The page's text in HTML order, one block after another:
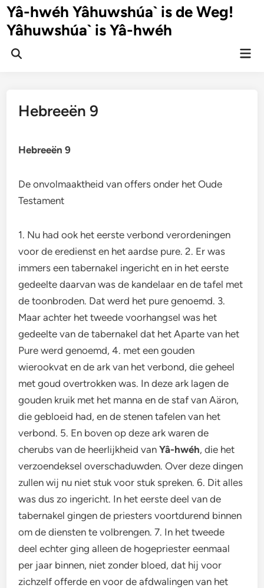
Ga
naar
inhoud
Yâ-hwéh Yâhuwshúa` is de Weg!
Yâhuwshúa` is Yâ-hwéh
Zoeken
Hebreeën 9
Hebreeën 9
De onvolmaaktheid van offers onder het Oude
Testament
1. Nu had ook het eerste verbond verordeningen
voor de eredienst en het aardse pure. 2. Er was
immers een tabernakel ingericht en in het eerste
gedeelte daarvan was de kandelaar en de tafel met
de toonbroden. Dat werd het pure genoemd. 3.
Maar achter het tweede voorhangsel was het
gedeelte van de tabernakel dat het Aparte van het
Pure werd genoemd, 4. met een gouden
wierookvat en de ark van het verbond, die geheel
met goud overtrokken was. In deze ark lagen de
gouden kruik met het manna en de staf van Aäron,
die gebloeid had, en de stenen tafelen van het
verbond. 5. En boven op deze ark waren de
cherubs van de heerlijkheid vanYâ-hwéh, die het
verzoendeksel overschaduwden. Over deze dingen
zullen wij nu niet stuk voor stuk spreken. 6. Dit alles
was dus zo ingericht. In het eerste deel van de
tabernakel gingen de priesters voortdurend binnen
om de diensten te volbrengen. 7. In het tweede
deel echter ging alleen de hogepriester eenmaal
per jaar binnen, niet zonder bloed, dat hij voor
zichzelf offerde en voor de afdwalingen van het